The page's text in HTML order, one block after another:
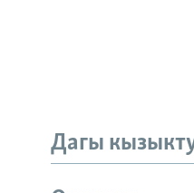
Дагы